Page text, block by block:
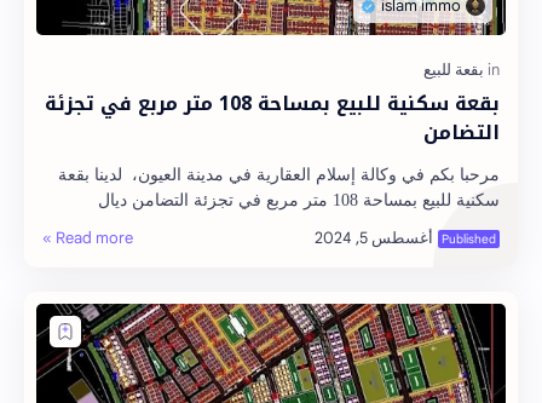
بقعة سكنية للبيع بمساحة 108 متر مربع في تجزئة
التضامن
مرحبا بكم في وكالة إسلام العقارية في مدينة العيون، لدينا بقعة
سكنية للبيع بمساحة 108 متر مربع في تجزئة التضامن ديال
البوليس. هذه البقعة خالصة جميع ا…